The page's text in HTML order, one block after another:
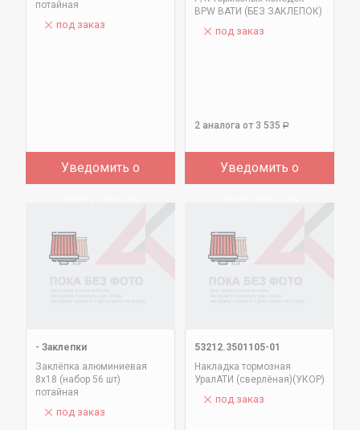
потайная
под заказ
Уведомить о
BPW ВАТИ (БЕЗ ЗАКЛЕПОК)
под заказ
2 аналога от 3 535 Р
Уведомить о
- Заклепки
Заклёпка алюминиевая
8х18 (набор 56 шт)
потайная
под заказ
53212.3501105-01
Накладка тормозная
УралАТИ (сверлёная)(УКОР)
под заказ